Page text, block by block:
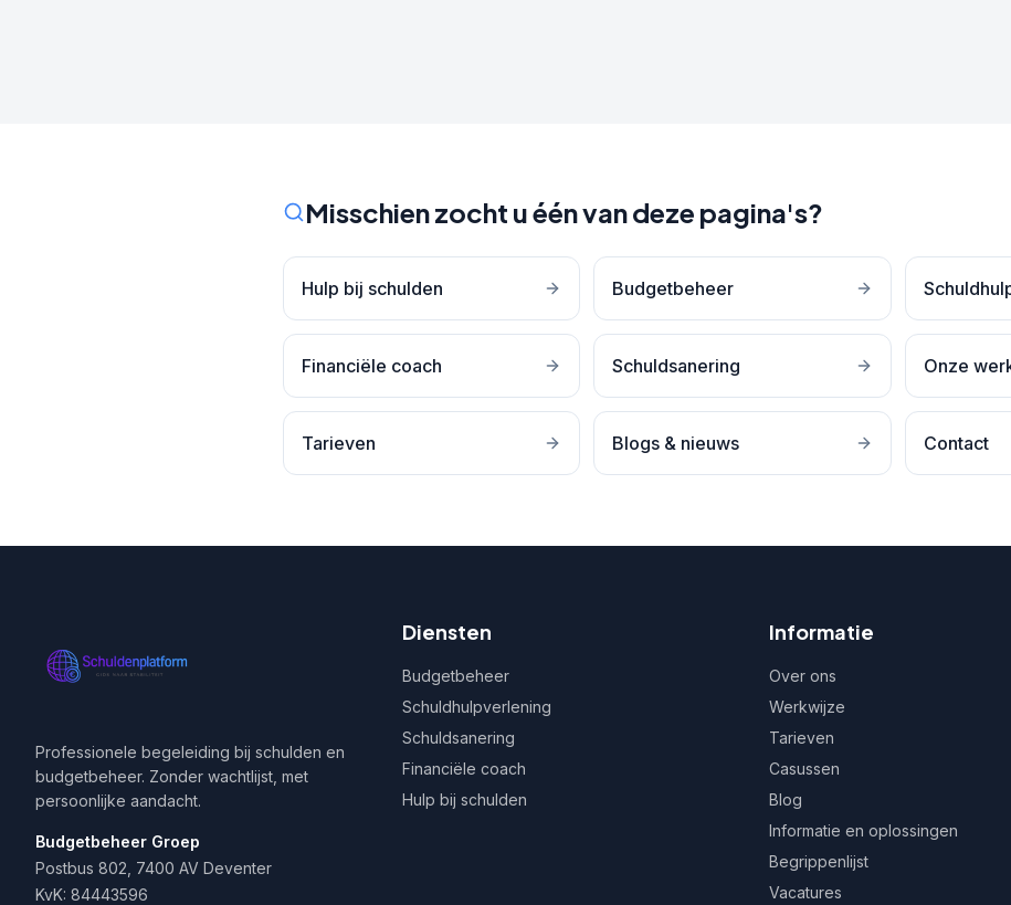
Misschien zocht u één van deze pagina's?
Hulp bij schulden Budgetbeheer
Financiële coach Schuldsanering Onze
Tarieven Blogs & nieuws Contact
Professionele begeleiding bij schulden en
budgetbeheer. Zonder wachtlijst, met
persoonlijke aandacht.
Budgetbeheer Groep
Postbus 802, 7400 AV Deventer
KvK: 84443596
Diensten
Budgetbeheer
Schuldhulpverlening
Schuldsanering
Financiële coach
Hulp bij schulden
Informatie
Over ons
Werkwijze
Tarieven
Casussen
Blog
Informatie en oplossingen
Begrippenlijst
Vacatures